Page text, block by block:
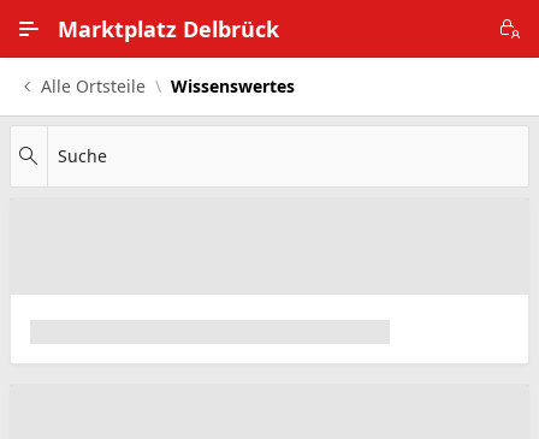
Marktplatz Delbrück
Alle Ortsteile
Impressum
Alle Ortsteile Wissenswertes
Suche